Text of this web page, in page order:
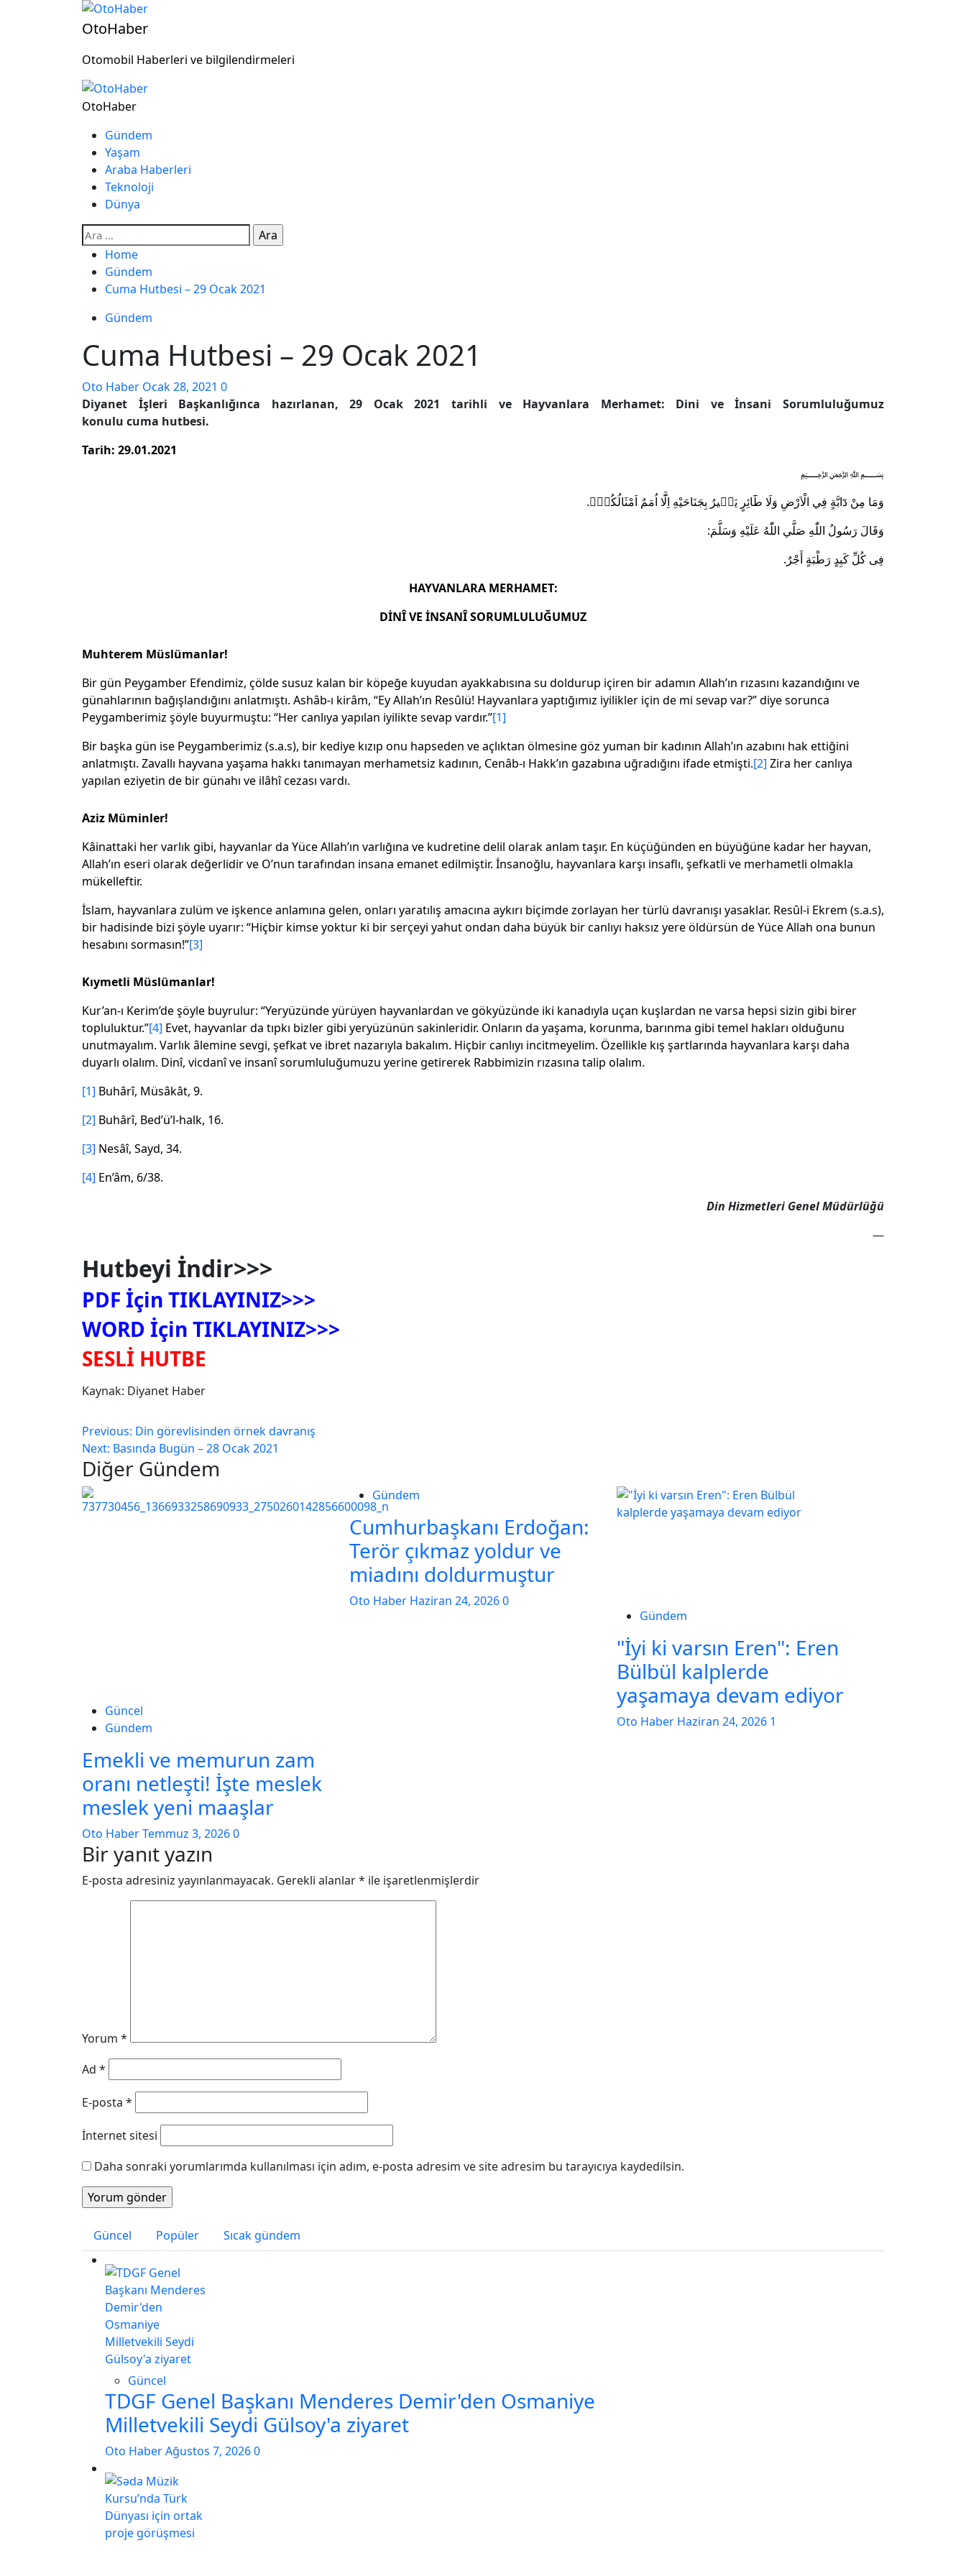
OtoHaber
Otomobil Haberleri ve bilgilendirmeleri
OtoHaber
Gündem
Yaşam
Araba Haberleri
Teknoloji
Dünya
Home
Gündem
Cuma Hutbesi – 29 Ocak 2021
Gündem
Cuma Hutbesi – 29 Ocak 2021
Oto Haber Ocak 28, 2021 0
Diyanet İşleri Başkanlığınca hazırlanan, 29 Ocak 2021 tarihli ve Hayvanlara Merhamet: Dini ve İnsani Sorumluluğumuz
konulu cuma hutbesi.
Tarih: 29.01.2021
﷽
وَمَا مِنْ دَٓابَّةٍ فِي الْاَرْضِ وَلَا طَٓائِرٍ يَط۪يرُ بِجَنَاحَيْهِ اِلَّٓا اُمَمٌ اَمْثَالُكُمْۜ.
وَقَالَ رَسُولُ اللّٰهِ صَلَّي اللّٰهُ عَلَيْهِ وَسَلَّمَ:
فِى كُلِّ كَبِدٍ رَطْبَةٍ أَجْرٌ.
HAYVANLARA MERHAMET:
DİNÎ VE İNSANÎ SORUMLULUĞUMUZ
Muhterem Müslümanlar!
Bir gün Peygamber Efendimiz, çölde susuz kalan bir köpeğe kuyudan ayakkabısına su doldurup içiren bir adamın Allah’ın rızasını kazandığını ve
günahlarının bağışlandığını anlatmıştı. Ashâb-ı kirâm, “Ey Allah’ın Resûlü! Hayvanlara yaptığımız iyilikler için de mi sevap var?” diye sorunca
Peygamberimiz şöyle buyurmuştu: “Her canlıya yapılan iyilikte sevap vardır.”[1]
Bir başka gün ise Peygamberimiz (s.a.s), bir kediye kızıp onu hapseden ve açlıktan ölmesine göz yuman bir kadının Allah’ın azabını hak ettiğini
anlatmıştı. Zavallı hayvana yaşama hakkı tanımayan merhametsiz kadının, Cenâb-ı Hakk’ın gazabına uğradığını ifade etmişti.[2] Zira her canlıya
yapılan eziyetin de bir günahı ve ilâhî cezası vardı.
Aziz Müminler!
Kâinattaki her varlık gibi, hayvanlar da Yüce Allah’ın varlığına ve kudretine delil olarak anlam taşır. En küçüğünden en büyüğüne kadar her hayvan,
Allah’ın eseri olarak değerlidir ve O’nun tarafından insana emanet edilmiştir. İnsanoğlu, hayvanlara karşı insaflı, şefkatli ve merhametli olmakla
mükelleftir.
İslam, hayvanlara zulüm ve işkence anlamına gelen, onları yaratılış amacına aykırı biçimde zorlayan her türlü davranışı yasaklar. Resûl-i Ekrem (s.a.s),
bir hadisinde bizi şöyle uyarır: “Hiçbir kimse yoktur ki bir serçeyi yahut ondan daha büyük bir canlıyı haksız yere öldürsün de Yüce Allah ona bunun
hesabını sormasın!”[3]
Kıymetli Müslümanlar!
Kur’an-ı Kerim’de şöyle buyrulur: “Yeryüzünde yürüyen hayvanlardan ve gökyüzünde iki kanadıyla uçan kuşlardan ne varsa hepsi sizin gibi birer
topluluktur.”[4] Evet, hayvanlar da tıpkı bizler gibi yeryüzünün sakinleridir. Onların da yaşama, korunma, barınma gibi temel hakları olduğunu
unutmayalım. Varlık âlemine sevgi, şefkat ve ibret nazarıyla bakalım. Hiçbir canlıyı incitmeyelim. Özellikle kış şartlarında hayvanlara karşı daha
duyarlı olalım. Dinî, vicdanî ve insanî sorumluluğumuzu yerine getirerek Rabbimizin rızasına talip olalım.
[1] Buhârî, Müsâkât, 9.
[2] Buhârî, Bed’ü’l-halk, 16.
[3] Nesâî, Sayd, 34.
[4] En’âm, 6/38.
Din Hizmetleri Genel Müdürlüğü
—
Hutbeyi İndir>>>
PDF İçin TIKLAYINIZ>>>
WORD İçin TIKLAYINIZ>>>
SESLİ HUTBE
Kaynak: Diyanet Haber
Previous: Din görevlisinden örnek davranış
Next: Basında Bugün – 28 Ocak 2021
Diğer Gündem
Güncel
Gündem
Emekli ve memurun zam
oranı netleşti! İşte meslek
meslek yeni maaşlar
Oto HaberTemmuz 3, 20260
Gündem
Cumhurbaşkanı Erdoğan:
Terör çıkmaz yoldur ve
miadını doldurmuştur
Oto Haber Haziran 24, 20260
Gündem
"İyi ki varsın Eren": Eren
Bülbül kalplerde
yaşamaya devam ediyor
Oto Haber Haziran 24, 2026 1
Bir yanıt yazın
E-posta adresiniz yayınlanmayacak. Gerekli alanlar* ile işaretlenmişlerdir
Yorum *
Ad *
E-posta *
İnternet sitesi
Daha sonraki yorumlarımda kullanılması için adım, e-posta adresim ve site adresim bu tarayıcıya kaydedilsin.
Güncel Popüler Sıcak gündem
Güncel
TDGF Genel Başkanı Menderes Demir'den Osmaniye
Milletvekili Seydi Gülsoy'a ziyaret
Oto HaberAğustos 7, 20260